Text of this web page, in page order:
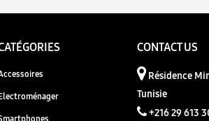
CONTACT US
Résidence
Tunisie
+216 29 613